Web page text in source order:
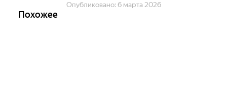
Опубликовано: 6 марта 2026
Похожее